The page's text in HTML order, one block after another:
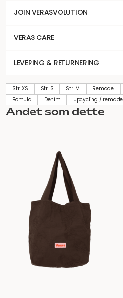
JOIN VERASVOLUTION
VERAS CARE
LEVERING & RETURNERING
Str. XS Str. S Str. M Remade
Bomuld
Denim Upcycling / remade
Andet som dette